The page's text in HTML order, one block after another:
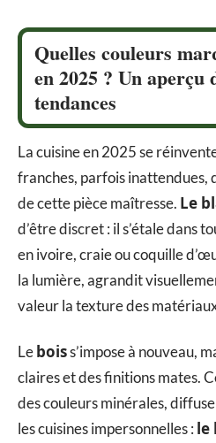
Quelles couleurs
en 2025 ? Un aperçu
tendances
La cuisine en 2025 se
franches, parfois inattendues,
de cette pièce maîtresse. Le
d’être discret : il s’étale dans
en ivoire, craie ou coquille
la lumière, agrandit
valeur la texture des
Leboiss’impose à nouveau,
claires et des finitions mates.
des couleurs minérales,
les cuisines impersonnelles : le